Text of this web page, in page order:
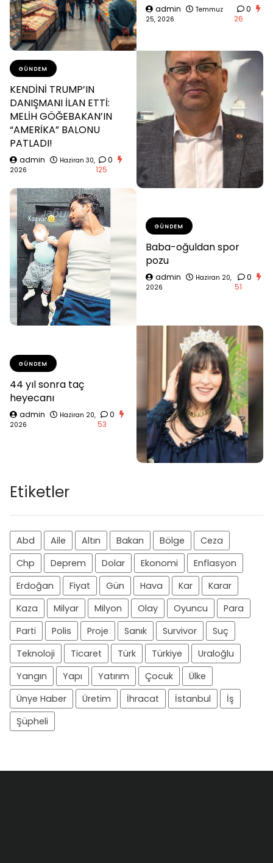
admin
Temmuz
25, 2026
0
26
GÜNDEM
KENDİNİ TRUMP’IN
DANIŞMANI İLAN ETTİ:
MELİH GÖĞEBAKAN’IN
“AMERİKA” BALONU
PATLADI!
admin
Haziran 30,
2026
0
125
GÜNDEM
Baba-oğuldan spor
pozu
admin
Haziran 20,
2026
0
51
GÜNDEM
44 yıl sonra taç
heyecanı
admin
Haziran 20,
2026
0
53
Etiketler
Abd Aile Altın Bakan Bölge
Ceza
Chp
Deprem Dolar Ekonomi
Enflasyon
Erdoğan
Fiyat Gün Hava Kar
Karar
Kaza
Milyar Milyon Olay Oyuncu
Para
Parti
Polis Proje Sanık Survivor
Suç
Teknoloji
Ticaret Türk Türkiye
Uraloğlu
Yangın
Yapı Yatırım Çocuk
Ülke
Ünye Haber
Üretim İhracat İstanbul
İş
Şüpheli